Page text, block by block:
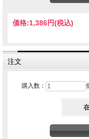
価格:1,386円(税込)
注文
購入数：